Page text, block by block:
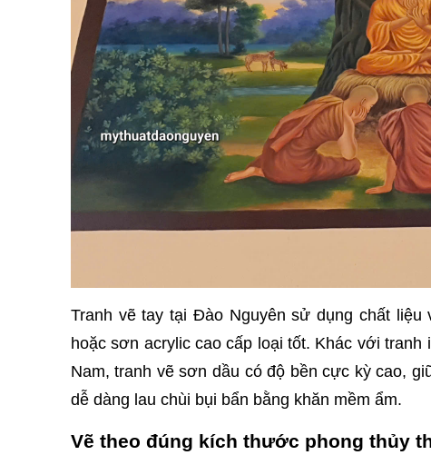
Tranh vẽ tay tại Đào Nguyên sử dụng chất
hoặc sơn acrylic cao cấp loại tốt. Khác với
Nam, tranh vẽ sơn dầu có độ bền cực kỳ cao,
dễ dàng lau chùi bụi bẩn bằng khăn mềm ẩm.
Vẽ theo đúng kích thước phong thủy